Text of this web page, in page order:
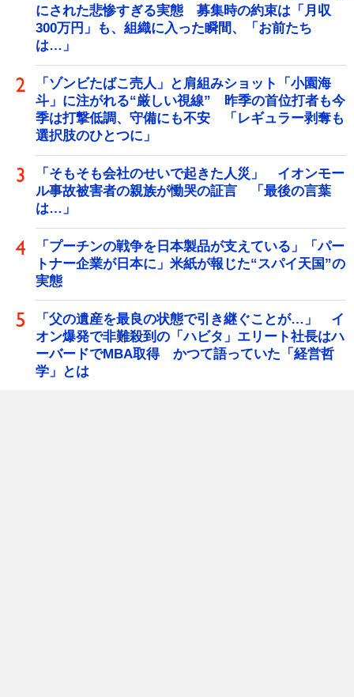
にされた悲惨すぎる実態 募集時の約束は「月収
300万円」も、組織に入った瞬間、「お前たち
は…」
「ゾンビたばこ売人」と肩組みショット「小園海
斗」に注がれる“厳しい視線” 昨季の首位打者も今
季は打撃低調、守備にも不安 「レギュラー剥奪も
選択肢のひとつに」
「そもそも会社のせいで起きた人災」 イオンモー
ル事故被害者の親族が慟哭の証言 「最後の言葉
は…」
「プーチンの戦争を日本製品が支えている」「パー
トナー企業が日本に」米紙が報じた“スパイ天国”の
実態
「父の遺産を最良の状態で引き継ぐことが…」 イ
オン爆発で非難殺到の「ハビタ」エリート社長はハ
ーバードでMBA取得 かつて語っていた「経営哲
学」とは